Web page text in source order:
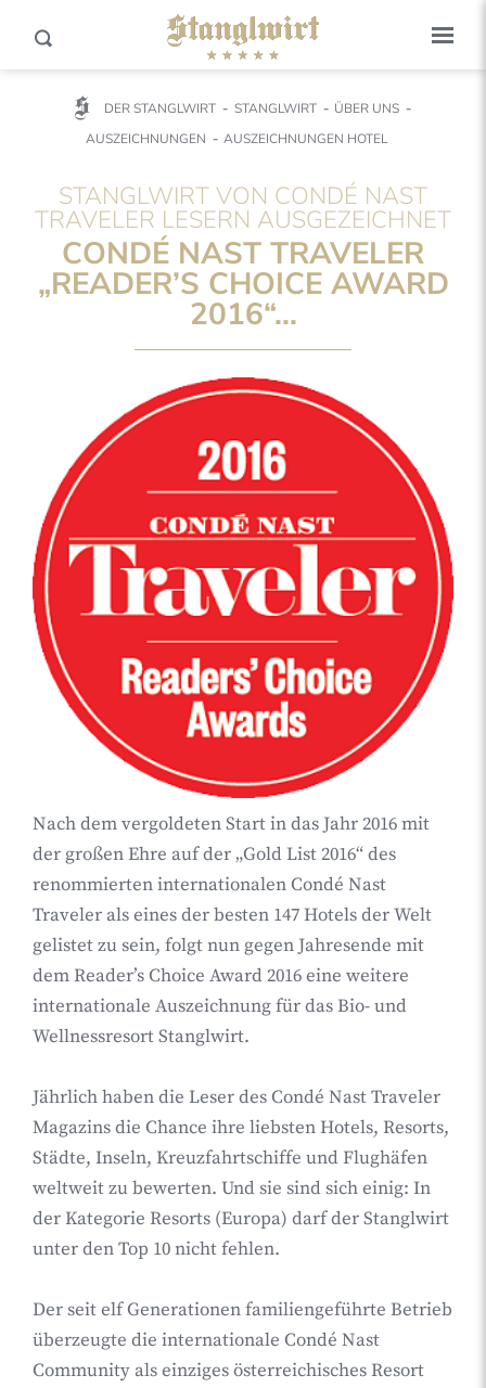
DER STANGLWIRT STANGLWIRT
ÜBER UNS
AUSZEICHNUNGEN
AUSZEICHNUNGEN HOTEL
STANGLWIRT VON CONDÉ NAST
TRAVELER LESERN AUSGEZEICHNET
CONDÉ NAST TRAVELER
„READER’S CHOICE AWARD
2016“...
Nach dem vergoldeten Start in das Jahr 2016 mit
der großen Ehre auf der „Gold List 2016“ des
renommierten internationalen Condé Nast
Traveler als eines der besten 147 Hotels der Welt
gelistet zu sein, folgt nun gegen Jahresende mit
dem Reader’s Choice Award 2016 eine weitere
internationale Auszeichnung für das Bio- und
Wellnessresort Stanglwirt.
Jährlich haben die Leser des Condé Nast Traveler
Magazins die Chance ihre liebsten Hotels, Resorts,
Städte, Inseln, Kreuzfahrtschiffe und Flughäfen
weltweit zu bewerten. Und sie sind sich einig: In
der Kategorie Resorts (Europa) darf der Stanglwirt
unter den Top 10 nicht fehlen.
Der seit elf Generationen familiengeführte Betrieb
überzeugte die internationale Condé Nast
Community als einziges österreichisches Resort